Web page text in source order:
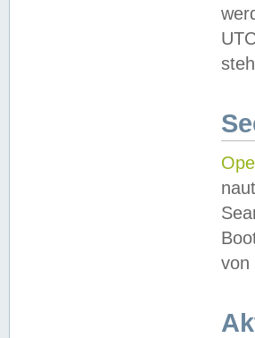
von